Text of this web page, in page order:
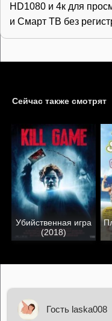
HD1080 и 4к для
и Смарт ТВ без
Сейчас также смотрят
Убийственная игра
(2018)
Гость laska008